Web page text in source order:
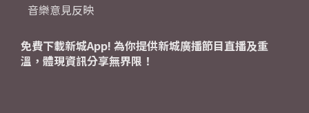
音樂意見反映
免費下載新城App! 為你提供新城廣播節目直播及重
溫，體現資訊分享無界限！